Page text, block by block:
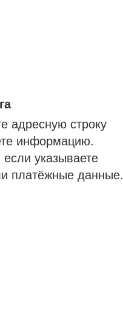
адресную строку
информацию.
указываете
платёжные данные.